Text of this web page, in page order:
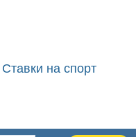
Ставки на спорт